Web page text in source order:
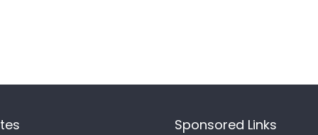
Sponsored Links